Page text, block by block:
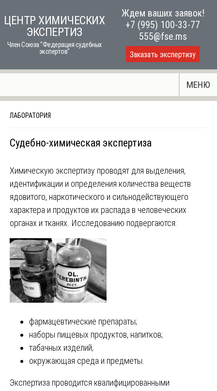
toЦЕНТР ХИМИЧЕСКИХ
ЭКСПЕРТИЗ
Член Союза "Федерация судебных
экспертов"
Ждем ваших заявок!
+7 (995) 100-33-77
555@fse.ms
Заказать экспертизу
МЕНЮ
ЛАБОРАТОРИЯ
Судебно-химическая экспертиза
Химическую экспертизу проводят для выделения,
идентификации и определения количества веществ
ядовитого, наркотического и сильнодействующего
характера и продуктов их распада в человеческих
органах и тканях. Исследованию подвергаются:
фармацевтические препараты;
наборы пищевых продуктов, напитков;
табачных изделий;
окружающая среда и предметы.
Экспертиза проводится квалифицированными